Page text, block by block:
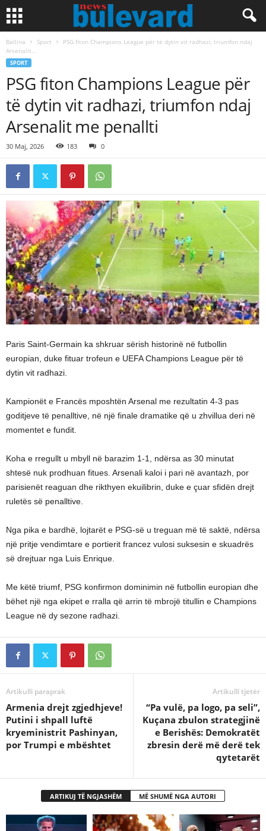
Ballina Sport
PSG fiton Champions League për të dytin vit radhazi, triumfon ndaj
Arsenalit...
SPORT
PSG fiton Champions League për
të dytin vit radhazi, triumfon ndaj
Arsenalit me penallti
30 Maj, 2026 183 0
Paris Saint-Germain ka shkruar sërish historinë në futbollin
europian, duke fituar trofeun e UEFA Champions League për të
dytin vit radhazi.
Kampionët e Francës mposhtën Arsenal me rezultatin 4-3 pas
goditjeve të penalltive, në një finale dramatike që u zhvillua deri në
momentet e fundit.
Koha e rregullt u mbyll në barazim 1-1, ndërsa as 30 minutat
shtesë nuk prodhuan fitues. Arsenali kaloi i pari në avantazh, por
parisienët reaguan dhe rikthyen ekuilibrin, duke e çuar sfidën drejt
ruletës së penalltive.
Nga pika e bardhë, lojtarët e PSG-së u treguan më të saktë, ndërsa
një pritje vendimtare e portierit francez vulosi suksesin e skuadrës
së drejtuar nga Luis Enrique.
Me këtë triumf, PSG konfirmon dominimin në futbollin europian dhe
bëhet një nga ekipet e rralla që arrin të mbrojë titullin e Champions
League në dy sezone radhazi.
Artikulli paraprak
Armenia drejt zgjedhjeve!
Putini i shpall luftë
kryeministrit Pashinyan,
por Trumpi e mbështet
Artikulli tjetër
“Pa vulë, pa logo, pa seli”,
Kuçana zbulon strategjinë
e Berishës: Demokratët
zbresin derë më derë tek
qytetarët
ARTIKUJ TË NGJASHËM MË SHUMË NGA AUTORI